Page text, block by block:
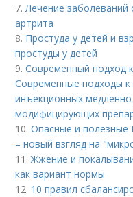
7.Лечение
артрита
8. Простуда у детей и
простуды у детей
9.Современный подход
Современные подходы
инъекционных
модифицирующих
10.Опасные и полезные
– новый взгляд на
11.Жжение и
как вариант нормы
12. 10 правил